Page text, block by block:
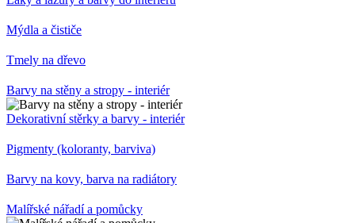
Mýdla a čističe
Tmely na dřevo
Barvy na stěny a stropy - interiér
Dekorativní stěrky a barvy - interiér
Pigmenty (koloranty, barviva)
Barvy na kovy, barva na radiátory
Malířské nářadí a pomůcky